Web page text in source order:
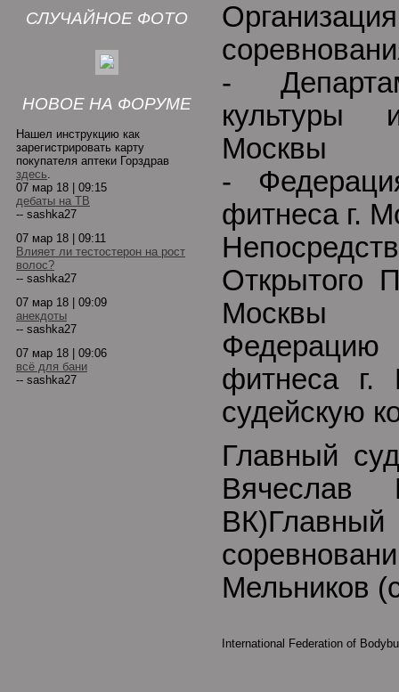
СЛУЧАЙНОЕ ФОТО
НОВОЕ НА ФОРУМЕ
Нашел инструкцию как
зарегистрировать карту
покупателя аптеки Горздрав
здесь.
07 мар 18 | 09:15
дебаты на ТВ
-- sashka27
07 мар 18 | 09:11
Влияет ли тестостерон на рост
волос?
-- sashka27
07 мар 18 | 09:09
анекдоты
-- sashka27
07 мар 18 | 09:06
всё для бани
-- sashka27
-
культуры
Москвы
-
фитнеса г.
Открытого
Москвы
фитнеса г.
судейскую
Главный
Вячеслав
Мельников
International Federation of